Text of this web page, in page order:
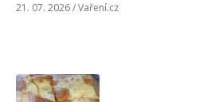
21. 07. 2026 / Vaření.cz